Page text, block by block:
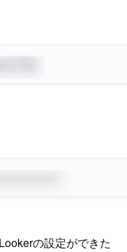
の設定ができた